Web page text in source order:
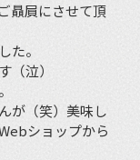
贔屓にさせて頂
た。
（泣）
が（笑）美味し
ショップから